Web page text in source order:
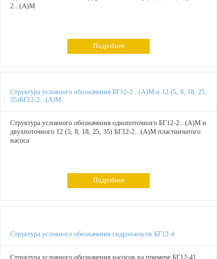
2...(А)М
Подробнее
Структура условного обозначения БГ12-2...(А)М и 12 (5, 8, 18, 25,
35)БГ12-2...(А)М
Структура условного обозначения однопоточного БГ12-2...(А)М и
двухпоточного 12 (5, 8, 18, 25, 35) БГ12-2...(А)М пластинчатого
насоса
Подробнее
Структура условного обозначения гидронасосов БГ12-4
Структура условного обозначения насосов на примере БГ12-41